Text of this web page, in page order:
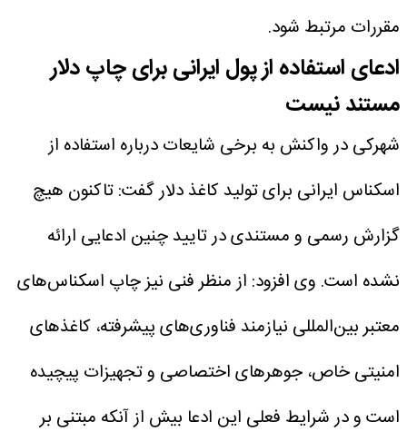
مقررات مرتبط شود.
ادعای استفاده از پول ایرانی برای چاپ دلار
مستند نیست
شهرکی در واکنش به برخی شایعات درباره استفاده از
اسکناس ایرانی برای تولید کاغذ دلار گفت: تاکنون هیچ
گزارش رسمی و مستندی در تایید چنین ادعایی ارائه
نشده است. وی افزود: از منظر فنی نیز چاپ اسکناس‌های
معتبر بین‌المللی نیازمند فناوری‌های پیشرفته، کاغذهای
امنیتی خاص، جوهرهای اختصاصی و تجهیزات پیچیده
است و در شرایط فعلی این ادعا بیش از آنکه مبتنی بر